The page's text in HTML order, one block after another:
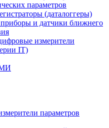
параметров
(даталоггеры)
и датчики ближнего
измерители
IT)
параметров